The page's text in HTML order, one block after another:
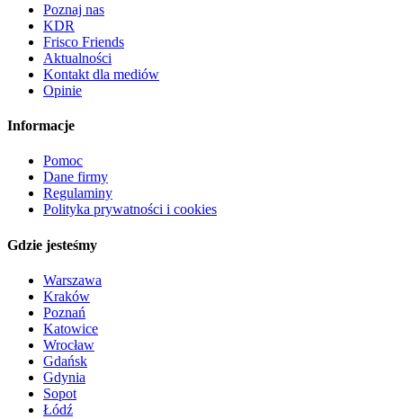
Poznaj nas
KDR
Frisco Friends
Aktualności
Kontakt dla mediów
Opinie
Informacje
Pomoc
Dane firmy
Regulaminy
Polityka prywatności i cookies
Gdzie jesteśmy
Warszawa
Kraków
Poznań
Katowice
Wrocław
Gdańsk
Gdynia
Sopot
Łódź